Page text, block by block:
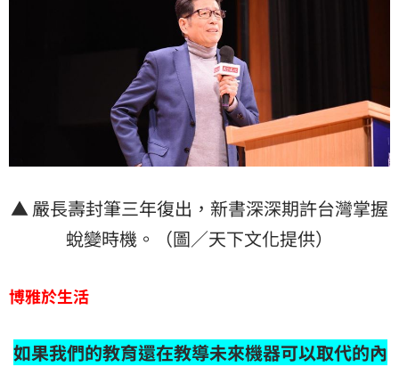
▲ 嚴長壽封筆三年復出，新書深深期許台灣掌握
蛻變時機。（圖／天下文化提供）
博雅於生活
如果我們的教育還在教導未來機器可以取代的內